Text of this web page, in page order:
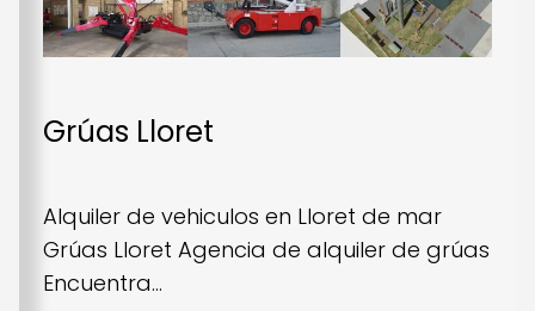
Grúas Lloret
Alquiler de vehiculos en Lloret de mar
Grúas Lloret Agencia de alquiler de grúas
Encuentra...